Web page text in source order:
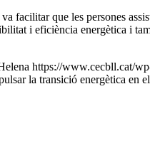
facilitar que les persones
i eficiència energètica i
https://www.cecbll.cat/
la transició energètica en